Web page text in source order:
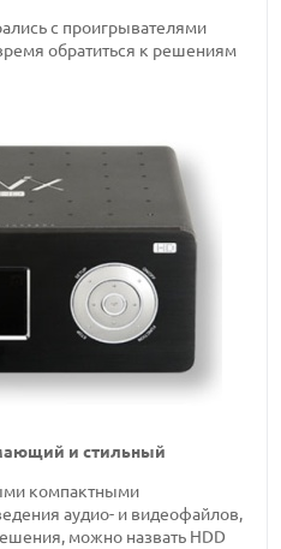
с проигрывателями
обратиться к решениям
и стильный
компактными
аудио- и видеофайлов,
можно назвать HDD